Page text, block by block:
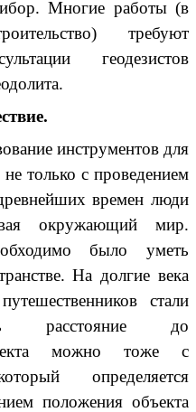
Многие работы (в
требуют
геодезистов
инструментов для
только с проведением
времен люди
окружающий мир.
было уметь
На долгие века
стали
расстояние до
можно тоже с
определяется
положения объекта